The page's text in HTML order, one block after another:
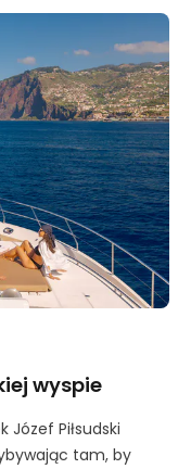
wyspie
Józef Piłsudski
tam, by